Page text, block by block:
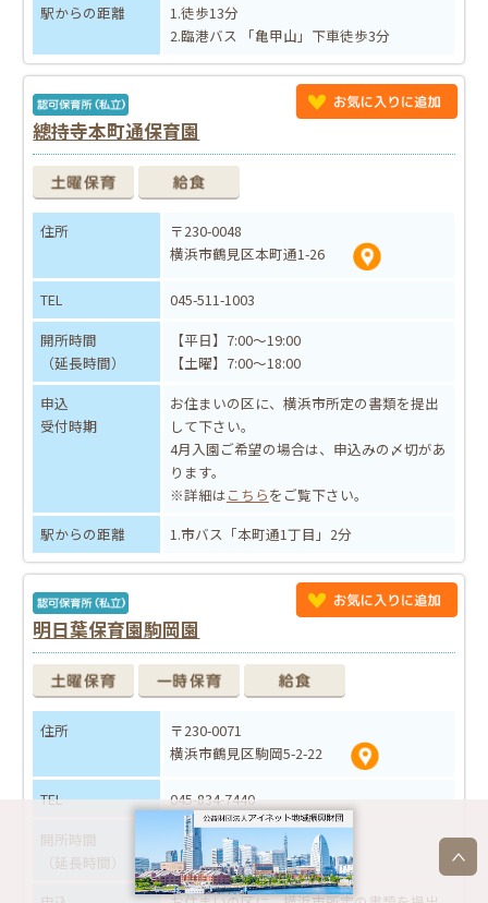
駅からの距離
1.徒歩13分
2.臨港バス 「亀甲山」下車徒歩3分
總持寺本町通保育園
住所
〒230-0048
横浜市鶴見区本町通1-26
TEL
045-511-1003
開所時間
（延長時間）
【平日】7:00～19:00
【土曜】7:00～18:00
申込
受付時期
お住まいの区に、横浜市所定の書類を提出
して下さい。
4月入園ご希望の場合は、申込みの〆切があ
ります。
※詳細はこちらをご覧下さい。
駅からの距離
1.市バス「本町通1丁目」2分
明日葉保育園駒岡園
住所
〒230-0071
横浜市鶴見区駒岡5-2-22
TEL
045-834-7440
開所時間
（延長時間）
【平日】7:00～20:00
【土曜】7:30～18:30